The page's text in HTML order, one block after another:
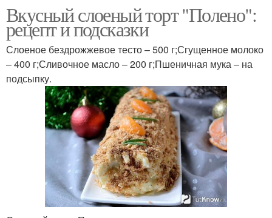
Вкусный слоеный торт "Полено":
рецепт и подсказки
Слоеное бездрожжевое тесто – 500 г;Сгущенное молоко
– 400 г;Сливочное масло – 200 г;Пшеничная мука – на
подсыпку.